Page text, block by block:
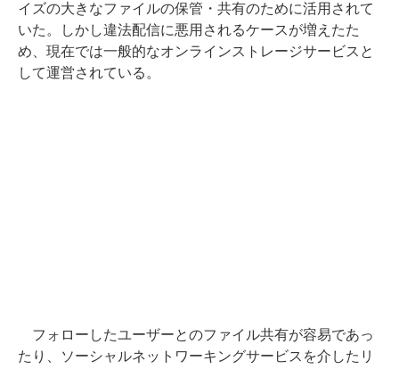
イズの大きなファイルの保管・共有のために活用されて
いた。しかし違法配信に悪用されるケースが増えたた
め、現在では一般的なオンラインストレージサービスと
して運営されている。
フォローしたユーザーとのファイル共有が容易であっ
たり、ソーシャルネットワーキングサービスを介したリ